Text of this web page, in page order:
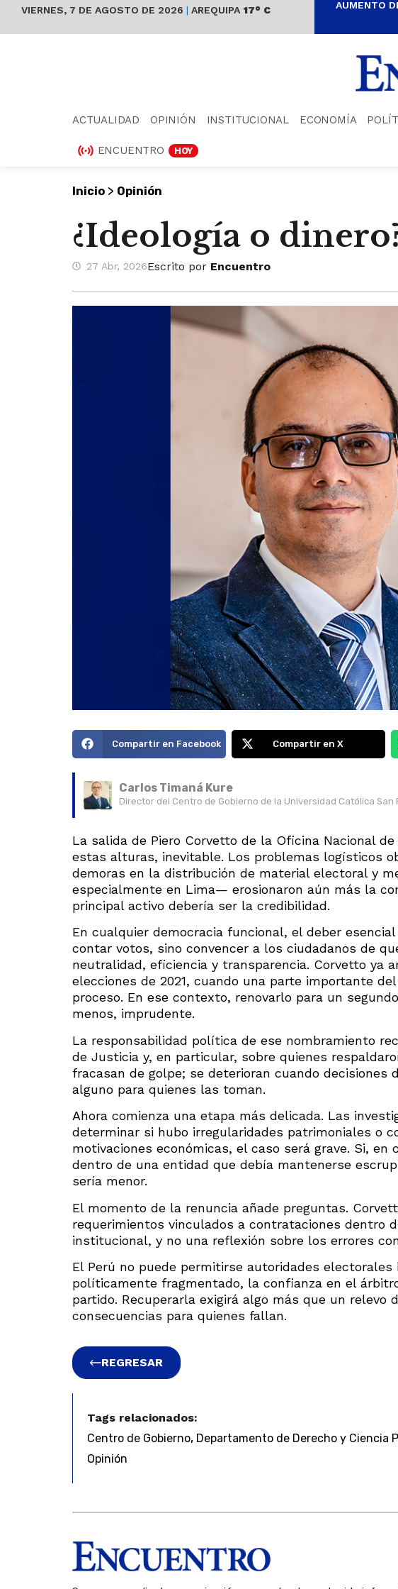
VIERNES, 7 DE AGOSTO DE 2026 | AREQUIPA 17° C AUMENTO
ACTUALIDAD OPINIÓN INSTITUCIONAL ECONOMÍA
ENCUENTRO HOY
Inicio > Opinión
¿Ideología o
27 Abr, 2026Escrito por Encuentro
Compartir en Facebook Compartir en X
Carlos Timaná Kure
Director del Centro de Gobierno de la Universidad Católica San
La salida de Piero Corvetto de la Oficina Nacional
estas alturas, inevitable. Los problemas logísticos
demoras en la distribución de material electoral y
especialmente en Lima— erosionaron aún más la
principal activo debería ser la credibilidad.
En cualquier democracia funcional, el deber
contar votos, sino convencer a los ciudadanos de
neutralidad, eficiencia y transparencia. Corvetto ya
elecciones de 2021, cuando una parte importante
proceso. En ese contexto, renovarlo para un
menos, imprudente.
La responsabilidad política de ese nombramiento
de Justicia y, en particular, sobre quienes
fracasan de golpe; se deterioran cuando
alguno para quienes las toman.
Ahora comienza una etapa más delicada. Las
determinar si hubo irregularidades patrimoniales o
motivaciones económicas, el caso será grave. Si,
dentro de una entidad que debía mantenerse
sería menor.
El momento de la renuncia añade preguntas.
requerimientos vinculados a contrataciones dentro
institucional, y no una reflexión sobre los errores
El Perú no puede permitirse autoridades electorales
políticamente fragmentado, la confianza en el
partido. Recuperarla exigirá algo más que un relevo
consecuencias para quienes fallan.
REGRESAR
Tags relacionados:
Centro de Gobierno, Departamento de Derecho y Ciencia
Opinión